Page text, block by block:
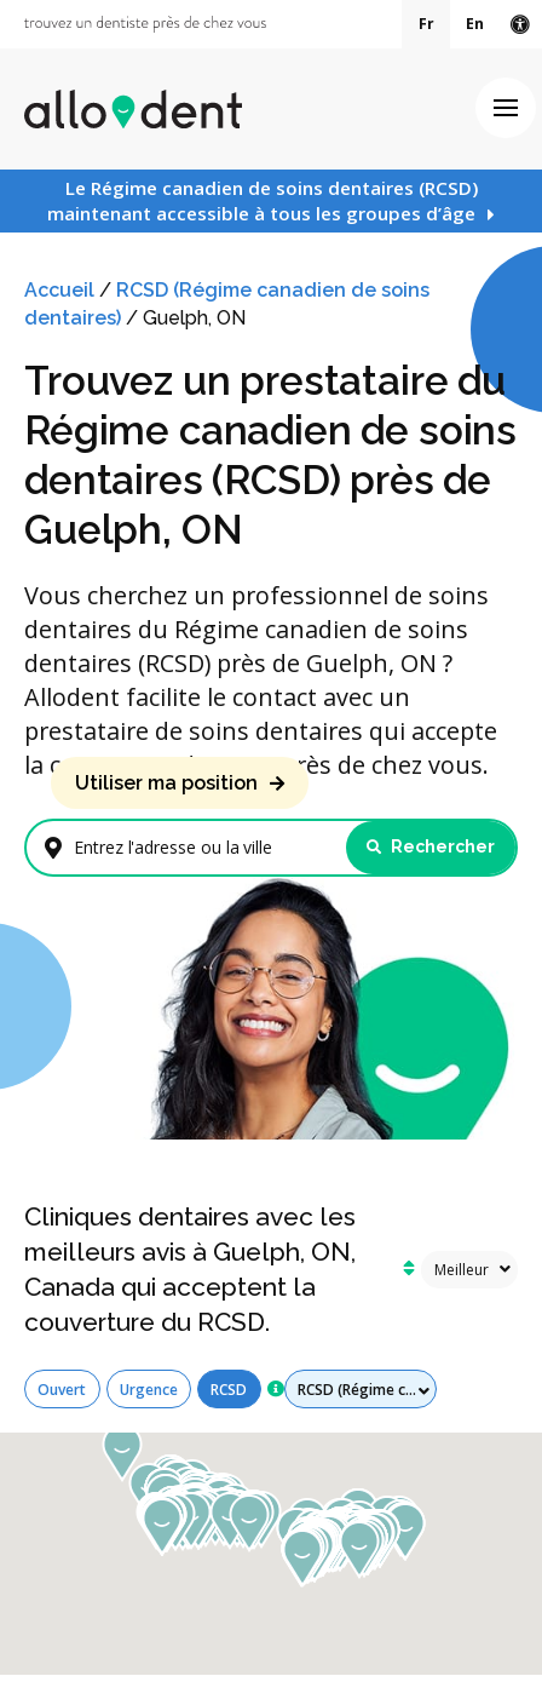
Fr En
Le Régime canadien de soins dentaires (RCSD)
maintenant accessible à tous les groupes d’âge
Accueil / RCSD (Régime canadien de soins
dentaires) / Guelph, ON
Trouvez un prestataire du
Régime canadien de soins
dentaires (RCSD) près de
Guelph, ON
Vous cherchez un professionnel de soins
dentaires du Régime canadien de soins
dentaires (RCSD) près de Guelph, ON ?
Allodent facilite le contact avec un
prestataire de soins dentaires qui accepte
la couverture du RCSD près de chez vous.
Entrez l'adresse ou la ville
Utiliser ma position
Rechercher
Cliniques dentaires avec les
meilleurs avis à Guelph, ON,
Canada qui acceptent la
couverture du RCSD.
Ouvert Urgence RCSD Tous les services